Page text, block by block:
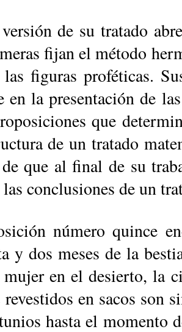
de su tra­ta­do
fi­jan el mé­to­do
fi­gu­ras pro­fé­ti­cas.
en la pre­sen­ta­ción de
que
de un tra­ta­do
que al fi­nal de su
con­clu­sio­nes de un
nú­me­ro quin­ce
y dos me­ses de la
en el de­sier­to, la
re­ves­ti­dos en sa­cos
has­ta el mo­men­to